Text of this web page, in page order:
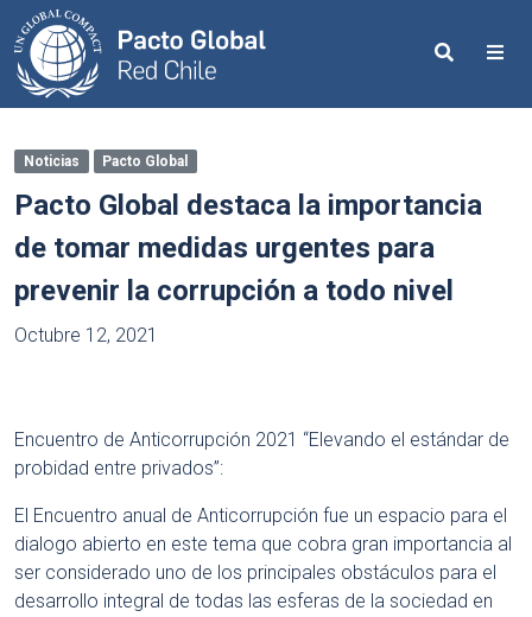
Search
Noticias Pacto Global
Pacto Global destaca la importancia
de tomar medidas urgentes para
prevenir la corrupción a todo nivel
Octubre 12, 2021
Encuentro de Anticorrupción 2021 “Elevando el estándar de
probidad entre privados”:
El Encuentro anual de Anticorrupción fue un espacio para el
dialogo abierto en este tema que cobra gran importancia al
ser considerado uno de los principales obstáculos para el
desarrollo integral de todas las esferas de la sociedad en